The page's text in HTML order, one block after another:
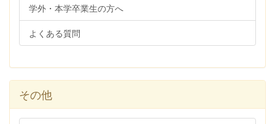
学外・本学卒業生の方へ
よくある質問
その他